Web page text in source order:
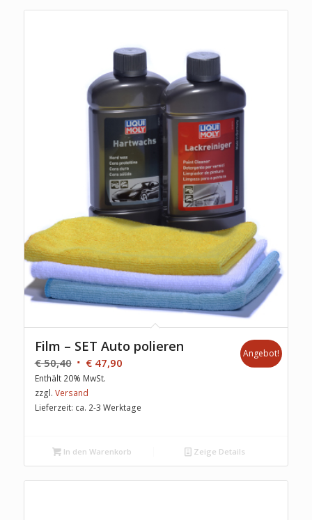
Film – SET Auto polieren
€50,40 €47,90
Enthält 20% MwSt.
zzgl. Versand
Lieferzeit: ca. 2-3 Werktage
Angebot!
In den Warenkorb Zeige Details